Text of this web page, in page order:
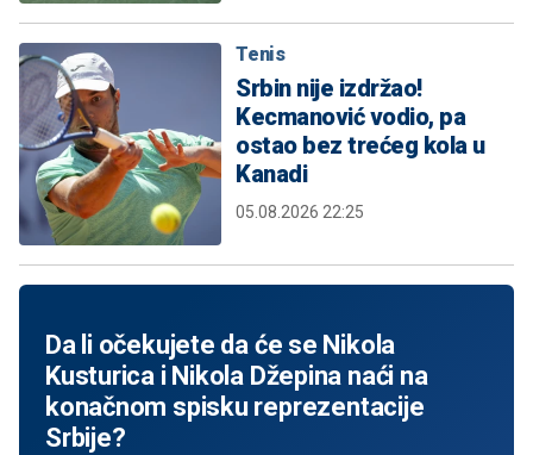
Tenis
Srbin nije izdržao!
Kecmanović vodio, pa
ostao bez trećeg kola u
Kanadi
05.08.2026 22:25
Da li očekujete da će se Nikola
Kusturica i Nikola Džepina naći na
konačnom spisku reprezentacije
Srbije?